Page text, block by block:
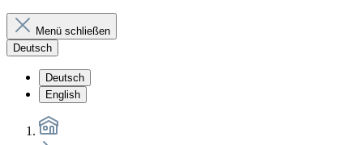
Menü schließen
Deutsch
Deutsch
English